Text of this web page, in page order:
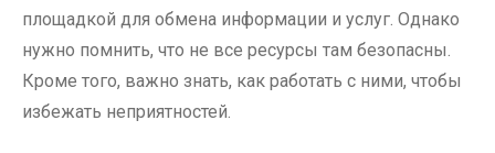
площадкой для обмена информации и услуг. Однако
нужно помнить, что не все ресурсы там безопасны.
Кроме того, важно знать, как работать с ними, чтобы
избежать неприятностей.